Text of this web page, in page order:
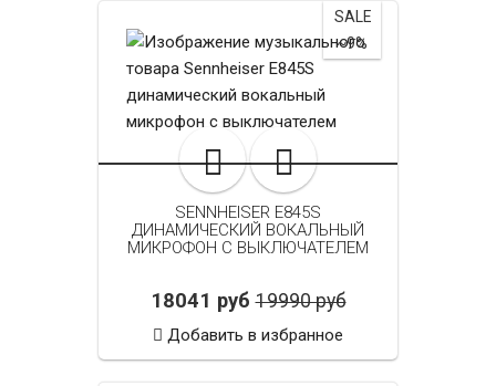
SALE
~9%
SENNHEISER E845S
ДИНАМИЧЕСКИЙ ВОКАЛЬНЫЙ
МИКРОФОН С ВЫКЛЮЧАТЕЛЕМ
18041 руб 19990 руб
Добавить в избранное